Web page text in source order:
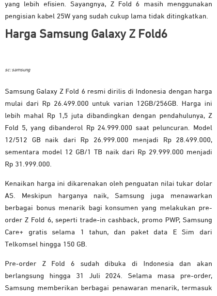
yang lebih efisien. Sayangnya, Z Fold 6 masih menggunakan
pengisian kabel 25W yang sudah cukup lama tidak ditingkatkan.
Harga Samsung Galaxy Z Fold6
sc: samsung
Samsung Galaxy Z Fold 6 resmi dirilis di Indonesia dengan harga
mulai dari Rp 26.499.000 untuk varian 12GB/256GB. Harga ini
lebih mahal Rp 1,5 juta dibandingkan dengan pendahulunya, Z
Fold 5, yang dibanderol Rp 24.999.000 saat peluncuran. Model
12/512 GB naik dari Rp 26.999.000 menjadi Rp 28.499.000,
sementara model 12 GB/1 TB naik dari Rp 29.999.000 menjadi
Rp 31.999.000.
Kenaikan harga ini dikarenakan oleh penguatan nilai tukar dolar
AS. Meskipun harganya naik, Samsung juga menawarkan
berbagai bonus menarik bagi konsumen yang melakukan pre-
order Z Fold 6, seperti trade-in cashback, promo PWP, Samsung
Care+ gratis selama 1 tahun, dan paket data E Sim dari
Telkomsel hingga 150 GB.
Pre-order Z Fold 6 sudah dibuka di Indonesia dan akan
berlangsung hingga 31 Juli 2024. Selama masa pre-order,
Samsung memberikan berbagai penawaran menarik, termasuk